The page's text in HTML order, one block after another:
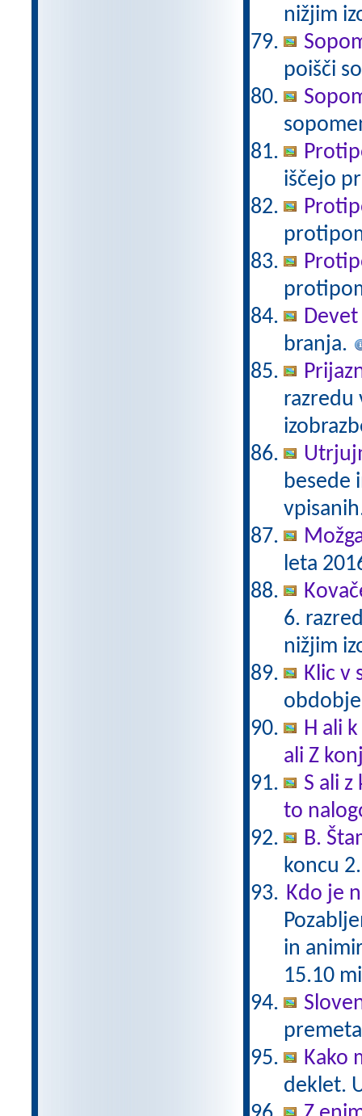
nižjim
poišči
iščejo
branja.
razredu
besede
leta
6.
nižjim
Klic v
H ali
ali Z
S ali
to
B.
koncu
Kdo je
in
15.10
Kako
deklet.